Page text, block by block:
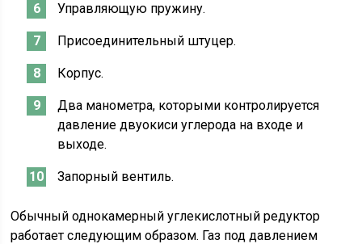
Управляющую пружину.
Присоединительный штуцер.
Корпус.
Два манометра, которыми контролируется
давление двуокиси углерода на входе и
выходе.
Запорный вентиль.
Обычный однокамерный углекислотный редуктор
работает следующим образом. Газ под давлением